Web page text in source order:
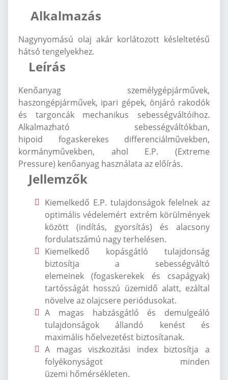
Alkalmazás
Nagynyomású olaj akár korlátozott késleltetésű
hátsó tengelyekhez.
Leírás
Kenőanyag személygépjárművek,
haszongépjárművek, ipari gépek, önjáró rakodók
és targoncák mechanikus sebességváltóihoz.
Alkalmazható sebességváltókban,
hipoid fogaskerekes differenciálművekben,
kormányművekben, ahol E.P. (Extreme
Pressure) kenőanyag használata az előírás.
Jellemzők
Kiemelkedő E.P. tulajdonságok felelnek az
optimális védelemért extrém körülmények
között (indítás, gyorsítás) és alacsony
fordulatszámú nagy terhelésen.
Kiemelkedő kopásgátló tulajdonság
biztosítja a sebességváltó
elemeinek (fogaskerekek és csapágyak)
tartósságát hosszú üzemidő alatt, ezáltal
növelve az olajcsere periódusokat.
A magas habzásgátló és demulgeáló
tulajdonságok állandó kenést és
maximális hőelvezetést biztosítanak.
A magas viszkozitási index biztosítja a
folyékonyságot minden
üzemi hőmérsékleten.